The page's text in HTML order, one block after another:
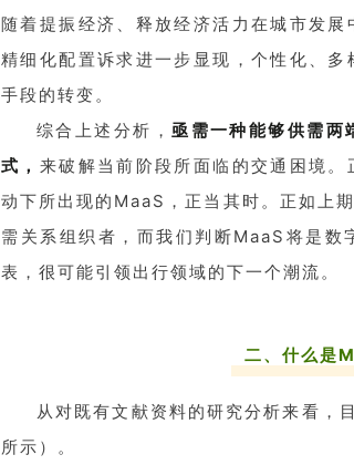
随着提振经济、释放经济活力在城市发
精细化配置诉求进一步显现，个性化、
手段的转变。
综合上述分析，亟需一种能够供需两
式， 来破解当前阶段所面临的交通困境
动下所出现的MaaS，正当其时。正如上
需关系组织者，而我们判断MaaS将是数
表，很可能引领出行领域的下一个潮流。
二、什么是
从对既有文献资料的研究分析来看，
所示）。